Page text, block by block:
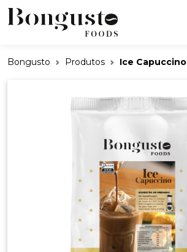
Bongusto Produtos Ice Capuccino